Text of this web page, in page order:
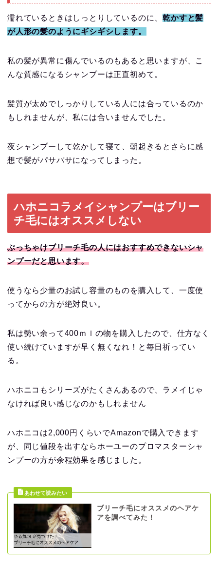
濡れているときはしっとりしているのに、乾かすと髪
が人形の髪のようにギシギシします。
私の髪が異常に傷んでいるのもあると思いますが、こ
んな質感になるシャンプーは正直初めて。
髪質が太めでしっかりしている人には合っているのか
もしれませんが、私には合いませんでした。
夜シャンプーして乾かして寝て、朝起きるとさらに感
想で髪がパサパサになってしまった。
ハホニコラメイシャンプーはブリー
チ毛にはオススメしない
ぶっちゃけブリーチ毛の人にはおすすめできないシャ
ンプーだと思います。
使うなら少量のお試し容量のものを購入して、一度使
ってからの方が絶対良い。
私は勢い余って400ｍｌの物を購入したので、仕方なく
使い続けていますが早く無くなれ！と毎日祈ってい
る。
ハホニコもシリーズがたくさんあるので、ラメイじゃ
なければ良い感じなのかもしれません
ハホニコは2,000円くらいでAmazonで購入できます
が、同じ値段を出すならホーユーのプロマスターシャ
ンプーの方が余程効果を感じました。
ブリーチ毛にオススメのヘアケ
アを調べてみた！